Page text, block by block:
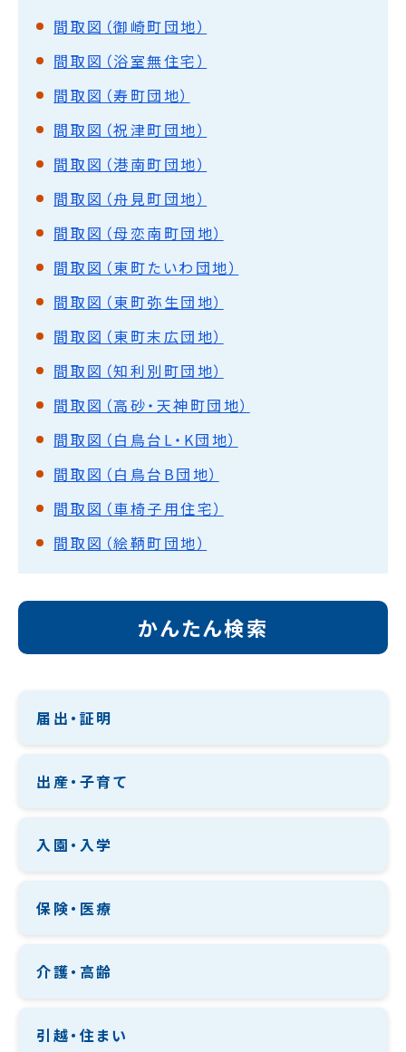
間取図（御崎町団地）
間取図（浴室無住宅）
間取図（寿町団地）
間取図（祝津町団地）
間取図（港南町団地）
間取図（舟見町団地）
間取図（母恋南町団地）
間取図（東町たいわ団地）
間取図（東町弥生団地）
間取図（東町末広団地）
間取図（知利別町団地）
間取図（高砂・天神町団地）
間取図（白鳥台L・K団地）
間取図（白鳥台B団地）
間取図（車椅子用住宅）
間取図（絵鞆町団地）
かんたん検索
届出・証明
出産・子育て
入園・入学
保険・医療
介護・高齢
引越・住まい